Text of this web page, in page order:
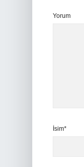
Yorum
İsim*